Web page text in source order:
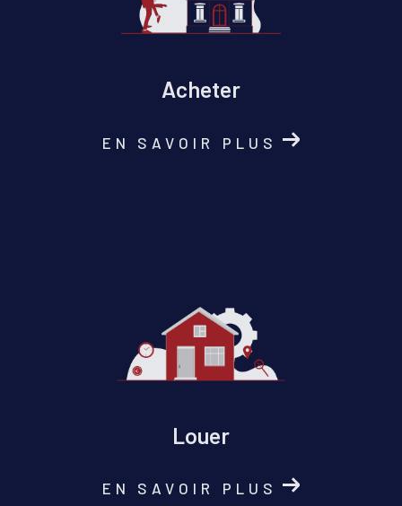
Acheter
EN SAVOIR PLUS
Louer
EN SAVOIR PLUS